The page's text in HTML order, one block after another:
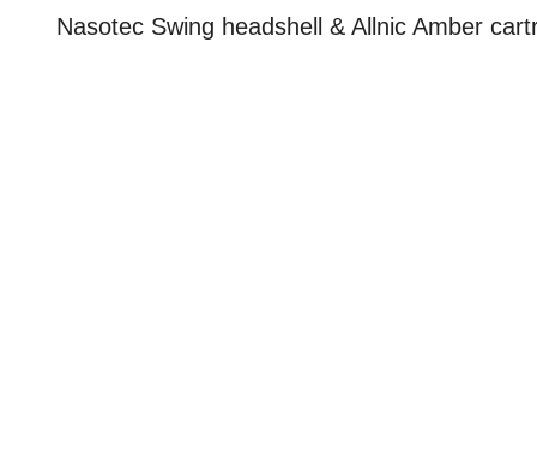
Nasotec Swing headshell & Allnic Amber